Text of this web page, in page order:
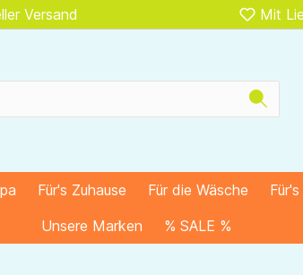
Versand Mit
Für's Zuhause Für die Wäsche
Unsere Marken
% SALE %